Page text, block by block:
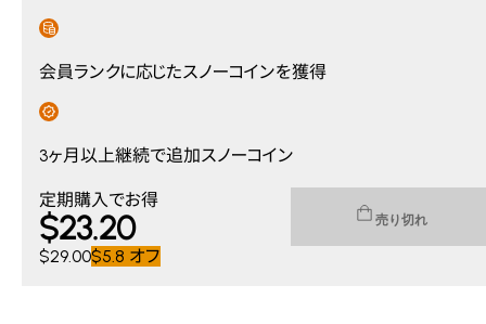
会員ランクに応じたスノーコインを獲得
3ヶ月以上継続で追加スノーコイン
Current price $23.20. Original price $29.00. You save
定期購入でお得
$23.20
$29.00$5.8 オフ
売り切れ